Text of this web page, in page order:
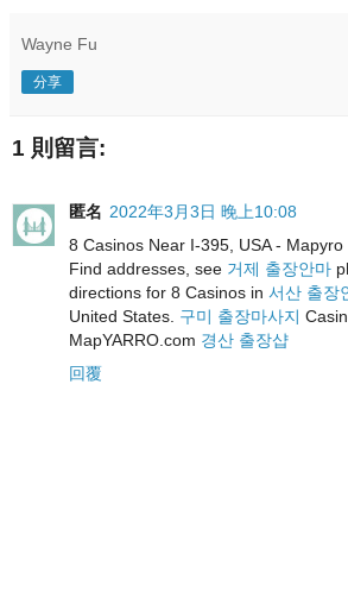
Wayne Fu
分享
1 則留言:
匿名 2022年3月3日 晚上10:08
8 Casinos Near I-395, USA - Mapyro
Find addresses, see 거제 출장안마
directions for 8 Casinos in 서산 출장
United States. 구미 출장마사지
MapYARRO.com 경산 출장샵
回覆